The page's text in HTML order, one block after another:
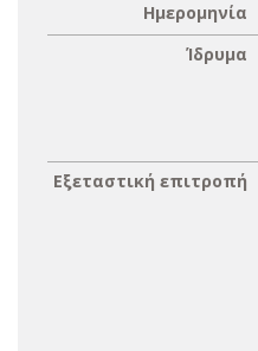
Ημερομηνία
Ίδρυμα
Εξεταστική επιτροπή